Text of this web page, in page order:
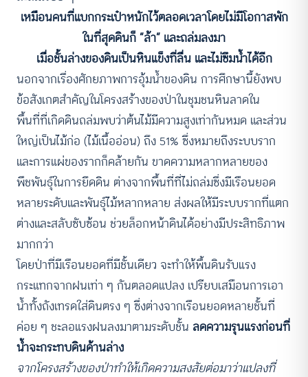
เหมือนคนที่แบกกระเป๋าหนักไว้ตลอดเวลาโดยไม่มีโอกาสพัก
ในที่สุดดินก็ “ล้า” และถล่มลงมา
เมื่อชั้นล่างของดินเป็นหินแข็งที่ลื่น และไม่ซึมน้ำได้อีก
นอกจากเรื่องศักยภาพการอุ้มน้ำของดิน การศึกษานี้ยังพบ
ข้อสังเกตสำคัญในโครงสร้างของป่าในชุมชนหินลาดใน
พื้นที่ที่เกิดดินถล่มพบว่าต้นไม้มีความสูงเท่ากันหมด และส่วน
ใหญ่เป็นไม้ก่อ (ไม้เนื้ออ่อน) ถึง 51% ซึ่งหมายถึงระบบราก
และการแผ่ของรากก็คล้ายกัน ขาดความหลากหลายของ
พืชพันธุ์ในการยึดดิน ต่างจากพื้นที่ที่ไม่ถล่มซึ่งมีเรือนยอด
หลายระดับและพันธุ์ไม้หลากหลาย ส่งผลให้มีระบบรากที่แตก
ต่างและสลับซับซ้อน ช่วยล็อกหน้าดินได้อย่างมีประสิทธิภาพ
มากกว่า
โดยป่าที่มีเรือนยอดที่มีชั้นเดียว จะทำให้พื้นดินรับแรง
กระแทกจากฝนเท่า ๆ กันตลอดแปลง เปรียบเสมือนการเอา
น้ำทั้งถังเทรดใส่ดินตรง ๆ ซึ่งต่างจากเรือนยอดหลายชั้นที่
ค่อย ๆ ชะลอแรงฝนลงมาตามระดับชั้น ลดความรุนแรงก่อนที่
น้ำจะกระทบดินด้านล่าง
จากโครงสร้างของป่าทำให้เกิดความสงสัยต่อมาว่าแปลงที่